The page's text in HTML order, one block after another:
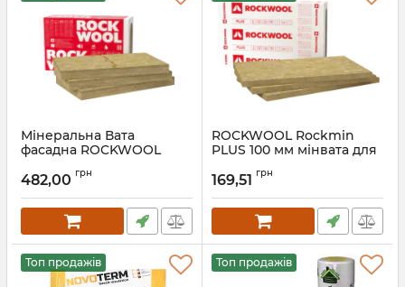
Мінеральна Вата
фасадна ROCKWOOL
мм Роквул Фронтрок
Артикул: 5902565795023
482,00 грн
ROCKWOOL Rockmin
PLUS 100 мм мінвата для
Артикул: 5903154409741
169,51 грн
Топ продажів Топ продажів